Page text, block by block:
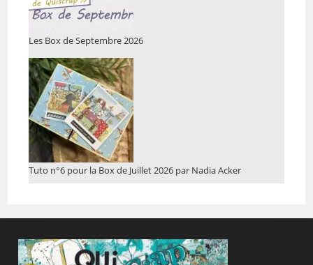
Les Box de Septembre 2026
Tuto n°6 pour la Box de Juillet 2026 par Nadia Acker